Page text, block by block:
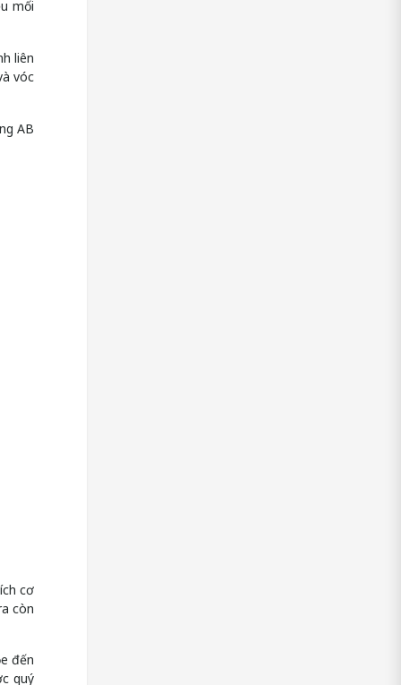
mối
liên
vóc
AB
cơ
còn
đến
quý